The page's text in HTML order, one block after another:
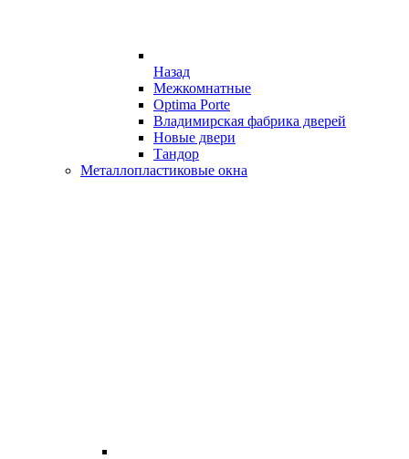
Назад
Межкомнатные
Optima Porte
Владимирская фабрика дверей
Новые двери
Тандор
Металлопластиковые окна